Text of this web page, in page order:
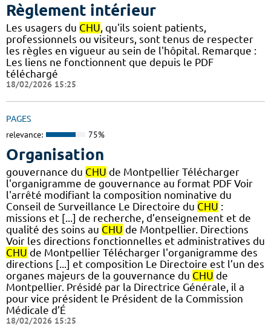
Règlement intérieur
Les usagers du CHU , qu'ils soient patients,
professionnels ou visiteurs, sont tenus de respecter
les règles en vigueur au sein de l'hôpital. Remarque :
Les liens ne fonctionnent que depuis le PDF
téléchargé
18/02/2026 15:25
PAGES
relevance: 75%
Organisation
gouvernance du CHU de Montpellier Télécharger
l'organigramme de gouvernance au format PDF Voir
l'arrêté modifiant la composition nominative du
Conseil de Surveillance Le Directoire du CHU :
missions et [...] de recherche, d’enseignement et de
qualité des soins au CHU de Montpellier. Directions
Voir les directions fonctionnelles et administratives du
CHU de Montpellier Télécharger l'organigramme des
directions [...] et composition Le Directoire est l’un des
organes majeurs de la gouvernance du CHU de
Montpellier. Présidé par la Directrice Générale, il a
pour vice président le Président de la Commission
Médicale d’É
18/02/2026 15:25